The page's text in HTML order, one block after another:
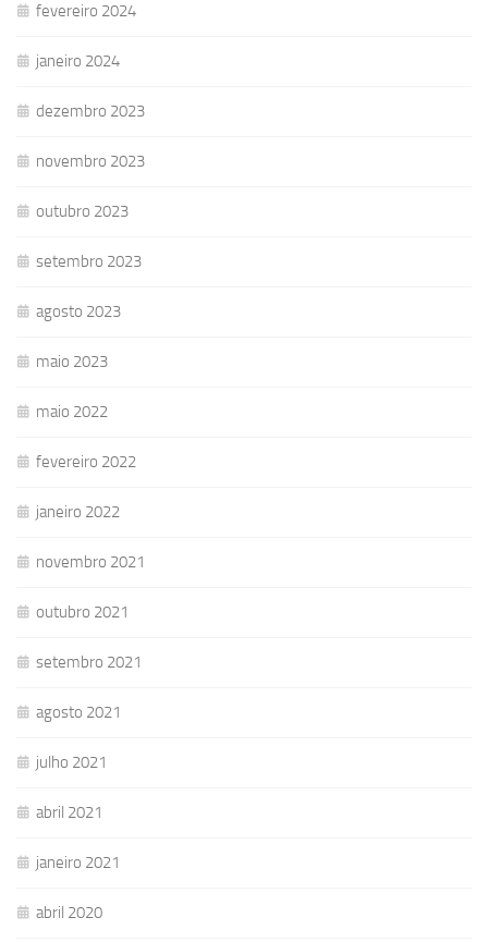
fevereiro 2024
janeiro 2024
dezembro 2023
novembro 2023
outubro 2023
setembro 2023
agosto 2023
maio 2023
maio 2022
fevereiro 2022
janeiro 2022
novembro 2021
outubro 2021
setembro 2021
agosto 2021
julho 2021
abril 2021
janeiro 2021
abril 2020